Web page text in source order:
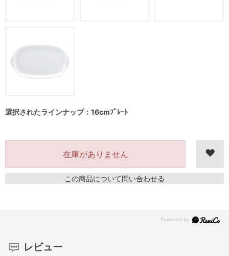
選択されたラインナップ：16cmﾌﾟﾚｰﾄ
在庫がありません
この商品について問い合わせる
レビュー